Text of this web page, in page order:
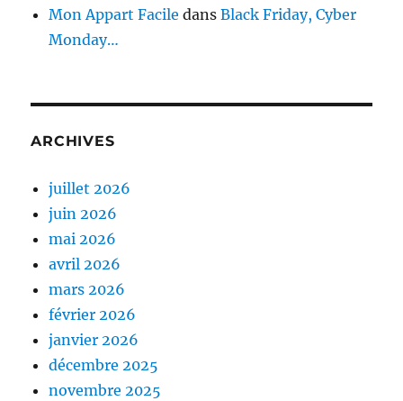
Mon Appart Facile dansBlack Friday, Cyber
Monday…
ARCHIVES
juillet 2026
juin 2026
mai 2026
avril 2026
mars 2026
février 2026
janvier 2026
décembre 2025
novembre 2025